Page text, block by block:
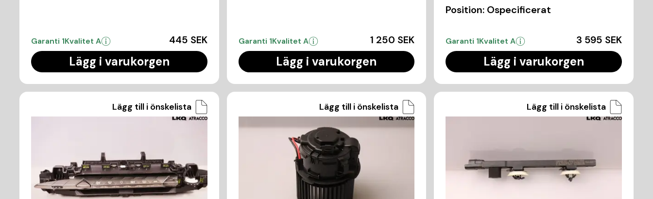
Garanti 1Kvalitet A 445 SEK
Lägg i varukorgen
Garanti 1Kvalitet A 1 250 SEK
Lägg i varukorgen
Position: Ospecificerat
Garanti 1Kvalitet A 3 595 SEK
Lägg i varukorgen
Lägg till i önskelista Lägg till i önskelista Lägg till i önskelista